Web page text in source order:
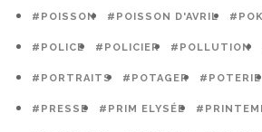
#POISSON #POISSON D'AVRIL
#POLICE #POLICIER #POLLUTION
#PORTRAITS #POTAGER #POTERIE
#PRESSE #PRIM ELYSÉE